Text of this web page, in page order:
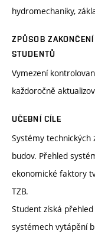
hydromechaniky,
ZPŮSOB
STUDENTŮ
Vymezení
každoročně
UČEBNÍ CÍLE
Systémy
budov. Přehled
ekonomické faktory
TZB.
Student získá
systémech vytápění